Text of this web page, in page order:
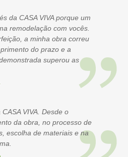
da CASA VIVA porque um
remodelação com vocês.
a minha obra correu
do prazo e a
superou as
VIVA. Desde o
da obra, no processo de
escolha de materiais e na